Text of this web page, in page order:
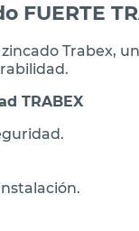
FUERTE
Trabex,
TRABEX